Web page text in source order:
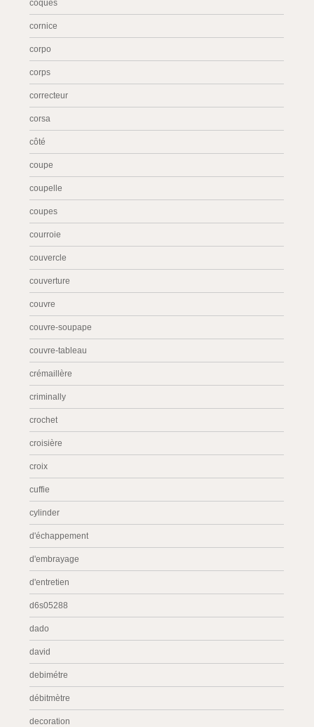
coques
cornice
corpo
corps
correcteur
corsa
côté
coupe
coupelle
coupes
courroie
couvercle
couverture
couvre
couvre-soupape
couvre-tableau
crémaillère
criminally
crochet
croisière
croix
cuffie
cylinder
d'échappement
d'embrayage
d'entretien
d6s05288
dado
david
debimétre
débitmètre
decoration